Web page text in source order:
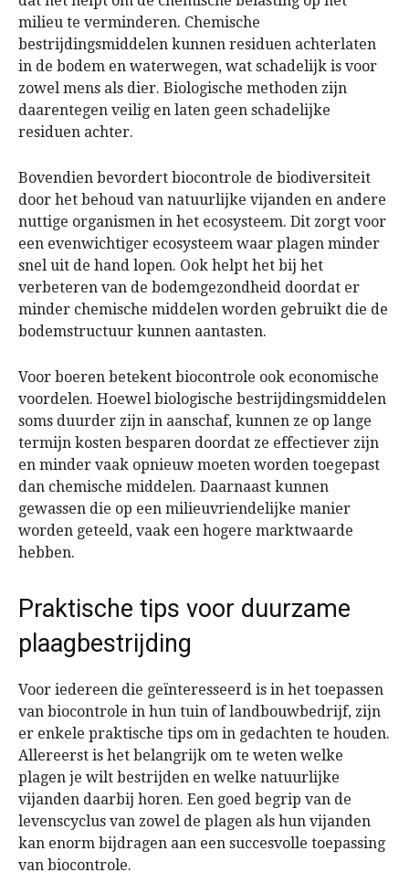
milieu te verminderen. Chemische
bestrijdingsmiddelen kunnen residuen achterlaten
in de bodem en waterwegen, wat schadelijk is voor
zowel mens als dier. Biologische methoden zijn
daarentegen veilig en laten geen schadelijke
residuen achter.
Bovendien bevordert biocontrole de biodiversiteit
door het behoud van natuurlijke vijanden en andere
nuttige organismen in het ecosysteem. Dit zorgt voor
een evenwichtiger ecosysteem waar plagen minder
snel uit de hand lopen. Ook helpt het bij het
verbeteren van de bodemgezondheid doordat er
minder chemische middelen worden gebruikt die de
bodemstructuur kunnen aantasten.
Voor boeren betekent biocontrole ook economische
voordelen. Hoewel biologische bestrijdingsmiddelen
soms duurder zijn in aanschaf, kunnen ze op lange
termijn kosten besparen doordat ze effectiever zijn
en minder vaak opnieuw moeten worden toegepast
dan chemische middelen. Daarnaast kunnen
gewassen die op een milieuvriendelijke manier
worden geteeld, vaak een hogere marktwaarde
hebben.
Praktische tips voor duurzame
plaagbestrijding
Voor iedereen die geïnteresseerd is in het toepassen
van biocontrole in hun tuin of landbouwbedrijf, zijn
er enkele praktische tips om in gedachten te houden.
Allereerst is het belangrijk om te weten welke
plagen je wilt bestrijden en welke natuurlijke
vijanden daarbij horen. Een goed begrip van de
levenscyclus van zowel de plagen als hun vijanden
kan enorm bijdragen aan een succesvolle toepassing
van biocontrole.